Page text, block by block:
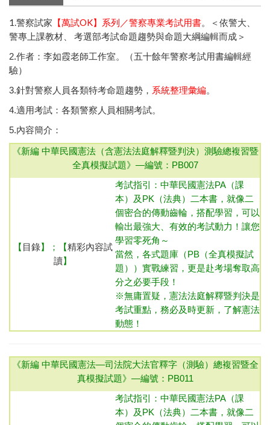
1.警察試家 【萬試OK】系列／警察專業考試用書。＜依警大、
警專上課教材、 考選部考試命題趨勢與命題大綱編輯而成＞
2.作者：李如霞老師工作室。（五十餘年警察考試用書編輯經
驗）
3.針對警察人員各類特考命題趨勢， 系統整理彙編。
4.適用考試：各類警察人員相關考試。
5.內容簡介：
《新編 中華民國憲法（含憲法法庭解釋暨判決）測驗總複習暨
全真模擬試題》—編號：PB007
【 目錄】；【精彩內容試
讀】
考試指引：中華民國憲法PA（課
本）及PK（法典）二本書，就像二
個密合的傳動齒輪，搭配學習，可以
輸出最強大、有效的考試動力！讓您
學習零死角～
當然，各式題庫（PB（全真模擬試
題））實戰練習，更是赴考場奪取高
分之必要手段！
※無庸置疑，憲法法庭解釋暨判決是
考試重點，務必及時更新，了解憲法
動態！
《新編 中華民國憲法—司法院大法官釋字（測驗）總複習暨全
真模擬試題》—編號：PB011
考試指引：中華民國憲法PA（課
本）及PK（法典）二本書，就像二